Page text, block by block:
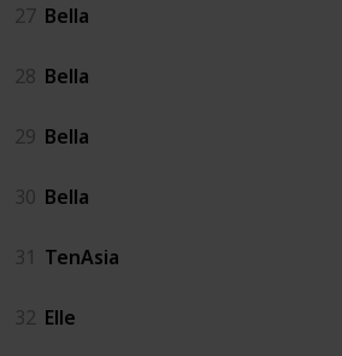
27 Bella
28 Bella
29 Bella
30 Bella
31 TenAsia
32 Elle